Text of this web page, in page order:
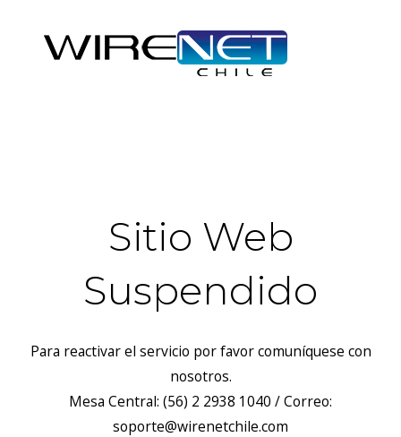
With, Content-Type, Accept");
Sitio Web
Suspendido
Para reactivar el servicio por favor comuníquese con
nosotros.
Mesa Central: (56) 2 2938 1040 / Correo:
soporte@wirenetchile.com